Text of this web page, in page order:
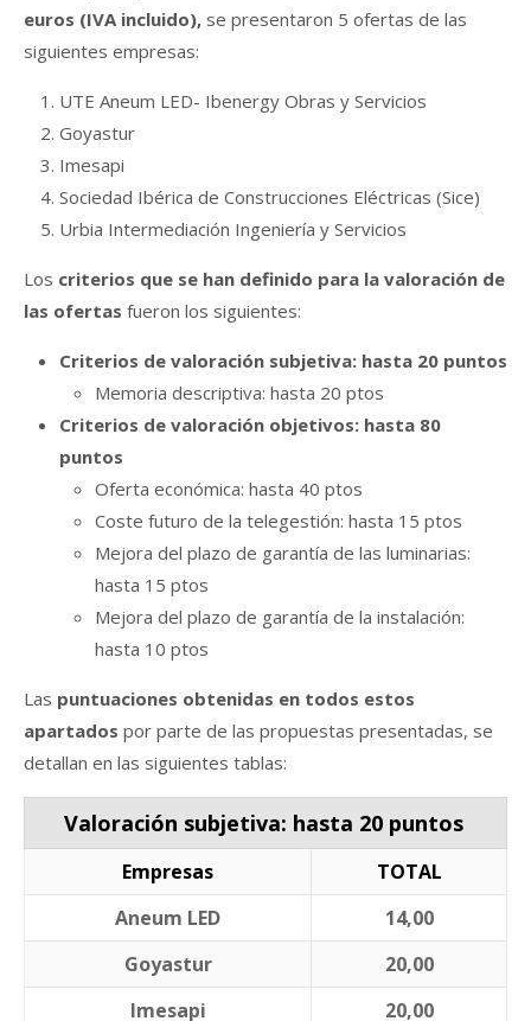
euros (IVA incluido), se presentaron 5 ofertas de las
siguientes empresas:
UTE Aneum LED- Ibenergy Obras y Servicios
Goyastur
Imesapi
Sociedad Ibérica de Construcciones Eléctricas (Sice)
Urbia Intermediación Ingeniería y Servicios
Los criterios que se han definido para la valoración de
las ofertas fueron los siguientes:
Criterios de valoración subjetiva: hasta 20 puntos
Memoria descriptiva: hasta 20 ptos
Criterios de valoración objetivos: hasta 80
puntos
Oferta económica: hasta 40 ptos
Coste futuro de la telegestión: hasta 15 ptos
Mejora del plazo de garantía de las luminarias:
hasta 15 ptos
Mejora del plazo de garantía de la instalación:
hasta 10 ptos
Las puntuaciones obtenidas en todos estos
apartados por parte de las propuestas presentadas, se
detallan en las siguientes tablas:
Valoración subjetiva: hasta 20 puntos
Empresas
TOTAL
Aneum LED
14,00
Goyastur
20,00
Imesapi
20,00